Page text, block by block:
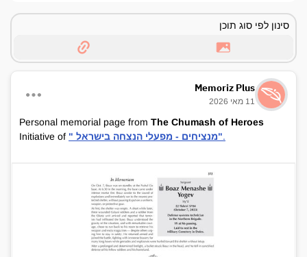
סינון לפי סוג תוכן
Memoriz Plus
11 מאי 2026
Personal memorial page from The Chumash of Heroes
Initiative of
" מנציחים - מפעלי הנצחה בישראל".